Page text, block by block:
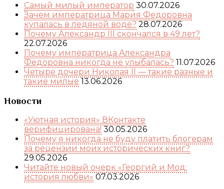
Самый милый император 30.07.2026
Зачем императрица Мария Федоровна
купалась в ледяной воде? 28.07.2026
Почему Александр III скончался в 49 лет?
22.07.2026
Почему императрица Александра
Федоровна никогда не улыбалась? 11.07.2026
Четыре дочери Николая II — такие разные и
такие милые 13.06.2026
Новости
«Уютная история» ВКонтакте
верифицирована! 30.05.2026
Почему я никогда не буду платить блогерам
за рецензии моих исторических книг?
29.05.2026
Читайте новый очерк «Георгий и Мод:
история любви» 07.03.2026